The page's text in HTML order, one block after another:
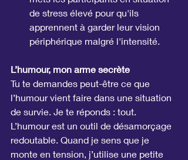
de stress élevé pour qu'ils
apprennent à garder leur vision
périphérique malgré l'intensité.
L’humour, mon arme secrète
Tu te demandes peut-être ce que
l’humour vient faire dans une situation
de survie. Je te réponds : tout.
L’humour est un outil de désamorçage
redoutable. Quand je sens que je
monte en tension, j’utilise une petite